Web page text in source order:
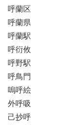
呼蘭区
呼蘭県
呼蘭駅
呼衍攸
呼野駅
呼鳥門
嗚呼絵
外呼吸
己抄呼